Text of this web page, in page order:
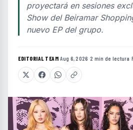
proyectará en sesiones
Show del Beiramar
nuevo EP del grupo.
EDITORIAL TEAM·Aug 6, 2026 ·2 min de lectura ·